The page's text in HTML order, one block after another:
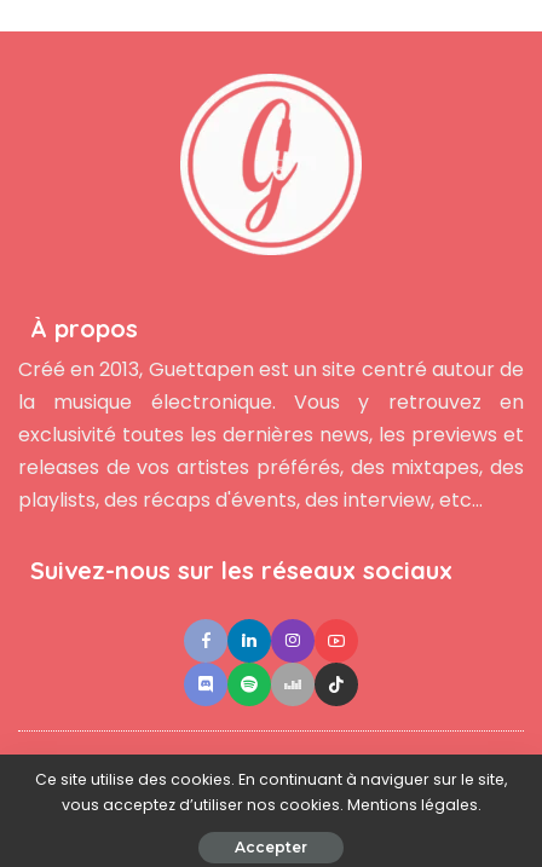
À propos
Créé en 2013, Guettapen est un site centré autour de
la musique électronique. Vous y retrouvez en
exclusivité toutes les dernières news, les previews et
releases de vos artistes préférés, des mixtapes, des
playlists, des récaps d'évents, des interview, etc...
Suivez-nous sur les réseaux sociaux
Contact ●Newsletter ● L'équipe ● Mentions légales
© 2025 - www.guettapen.com - Tous droits réservés.
Ce site utilise des cookies. En continuant à naviguer sur le site,
vous acceptez d’utiliser nos cookies. Mentions légales.
Accepter